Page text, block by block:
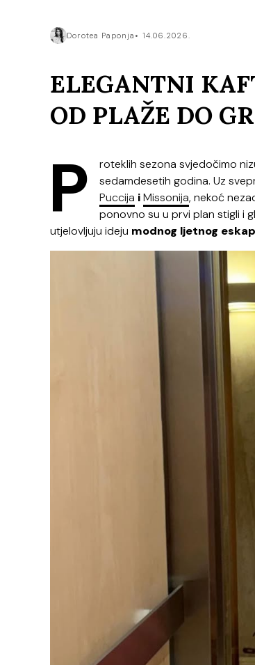
Dorotea Paponja 14.06.2026.
ELEGANTNI
OD PLAŽE DO
P
roteklih sezona svjedočimo
sedamdesetih godina. Uz
Puccija iMissonija, nekoć
ponovno su u prvi plan stigli i
utjelovljuju ideju modnog ljetnog